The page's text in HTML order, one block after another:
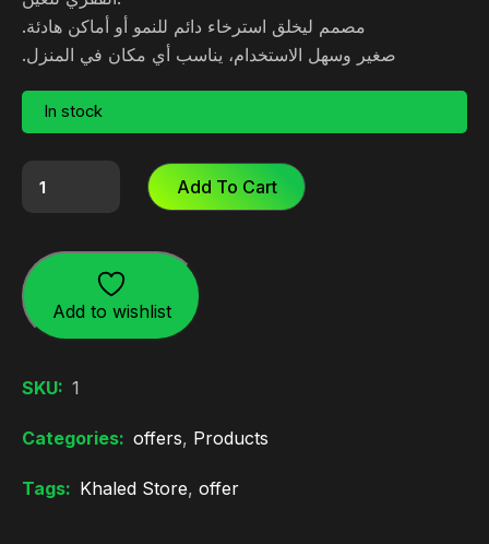
مصمم ليخلق استرخاء دائم للنمو أو أماكن هادئة.
صغير وسهل الاستخدام، يناسب أي مكان في المنزل.
In stock
Add To Cart
Add to wishlist
SKU: 1
Categories: offers, Products
Tags: Khaled Store, offer